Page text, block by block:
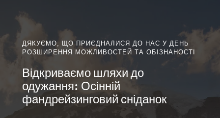
ДЯКУЄМО, ЩО ПРИЄДНАЛИСЯ ДО НАС У ДЕНЬ
РОЗШИРЕННЯ МОЖЛИВОСТЕЙ ТА ОБІЗНАНОСТІ
Відкриваємо шляхи до
одужання: Осінній
фандрейзинговий сніданок